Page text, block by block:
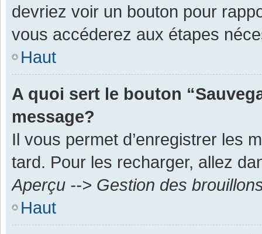
devriez voir un bouton pour
vous accéderez aux étapes
Haut
A quoi sert le bouton
message?
Il vous permet d’enregistrer les
tard. Pour les recharger, allez
Aperçu --> Gestion des
Haut